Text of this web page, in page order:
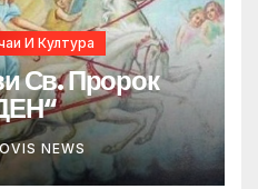
И Култура
Св. Пророк
NEWS